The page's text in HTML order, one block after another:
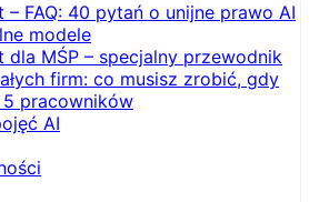
– FAQ: 40 pytań o unijne prawo AI
modele
dla MŚP – specjalny przewodnik
firm: co musisz zrobić, gdy
5 pracowników
AI